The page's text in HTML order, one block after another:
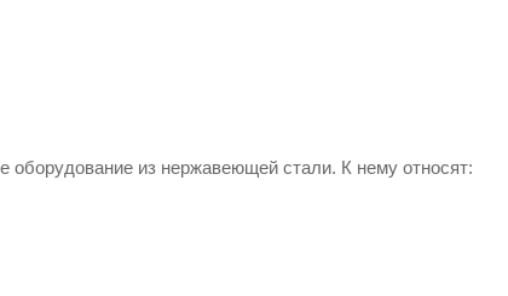
из нержавеющей стали. К нему относят: